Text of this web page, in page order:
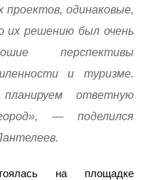
проектов, одинаковые,
их решению был очень
перспективы
и туризме.
ответную
— поделился
на площадке